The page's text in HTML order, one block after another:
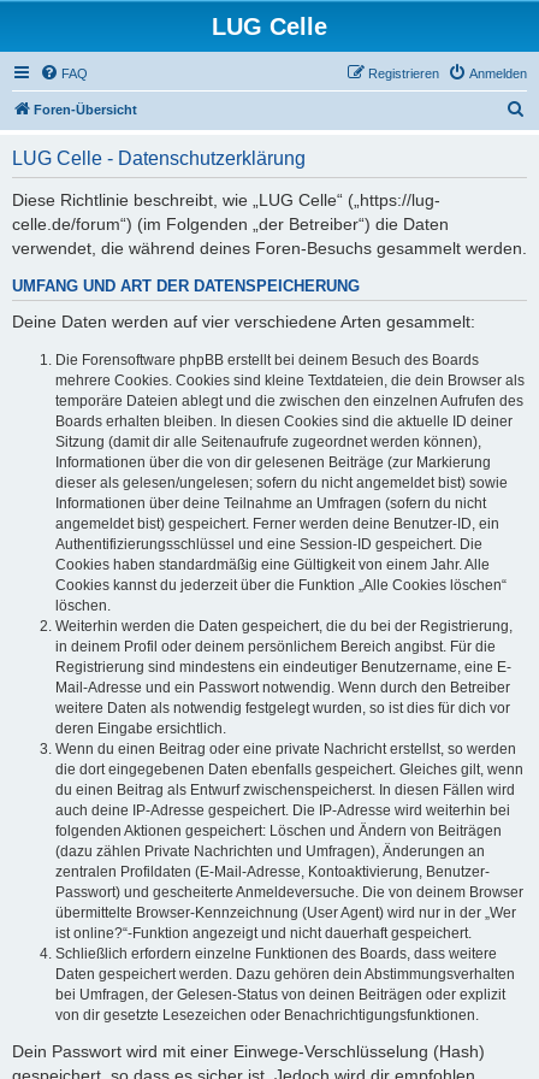
LUG Celle
FAQ Anmelden
Registrieren
Foren-Übersicht
LUG Celle - Datenschutzerklärung
Diese Richtlinie beschreibt, wie „LUG Celle“ („https://lug-
celle.de/forum“) (im Folgenden „der Betreiber“) die Daten
verwendet, die während deines Foren-Besuchs gesammelt werden.
UMFANG UND ART DER DATENSPEICHERUNG
Deine Daten werden auf vier verschiedene Arten gesammelt:
Die Forensoftware phpBB erstellt bei deinem Besuch des Boards
mehrere Cookies. Cookies sind kleine Textdateien, die dein Browser als
temporäre Dateien ablegt und die zwischen den einzelnen Aufrufen des
Boards erhalten bleiben. In diesen Cookies sind die aktuelle ID deiner
Sitzung (damit dir alle Seitenaufrufe zugeordnet werden können),
Informationen über die von dir gelesenen Beiträge (zur Markierung
dieser als gelesen/ungelesen; sofern du nicht angemeldet bist) sowie
Informationen über deine Teilnahme an Umfragen (sofern du nicht
angemeldet bist) gespeichert. Ferner werden deine Benutzer-ID, ein
Authentifizierungsschlüssel und eine Session-ID gespeichert. Die
Cookies haben standardmäßig eine Gültigkeit von einem Jahr. Alle
Cookies kannst du jederzeit über die Funktion „Alle Cookies löschen“
löschen.
Weiterhin werden die Daten gespeichert, die du bei der Registrierung,
in deinem Profil oder deinem persönlichem Bereich angibst. Für die
Registrierung sind mindestens ein eindeutiger Benutzername, eine E-
Mail-Adresse und ein Passwort notwendig. Wenn durch den Betreiber
weitere Daten als notwendig festgelegt wurden, so ist dies für dich vor
deren Eingabe ersichtlich.
Wenn du einen Beitrag oder eine private Nachricht erstellst, so werden
die dort eingegebenen Daten ebenfalls gespeichert. Gleiches gilt, wenn
du einen Beitrag als Entwurf zwischenspeicherst. In diesen Fällen wird
auch deine IP-Adresse gespeichert. Die IP-Adresse wird weiterhin bei
folgenden Aktionen gespeichert: Löschen und Ändern von Beiträgen
(dazu zählen Private Nachrichten und Umfragen), Änderungen an
zentralen Profildaten (E-Mail-Adresse, Kontoaktivierung, Benutzer-
Passwort) und gescheiterte Anmeldeversuche. Die von deinem Browser
übermittelte Browser-Kennzeichnung (User Agent) wird nur in der „Wer
ist online?“-Funktion angezeigt und nicht dauerhaft gespeichert.
Schließlich erfordern einzelne Funktionen des Boards, dass weitere
Daten gespeichert werden. Dazu gehören dein Abstimmungsverhalten
bei Umfragen, der Gelesen-Status von deinen Beiträgen oder explizit
von dir gesetzte Lesezeichen oder Benachrichtigungsfunktionen.
Dein Passwort wird mit einer Einwege-Verschlüsselung (Hash)